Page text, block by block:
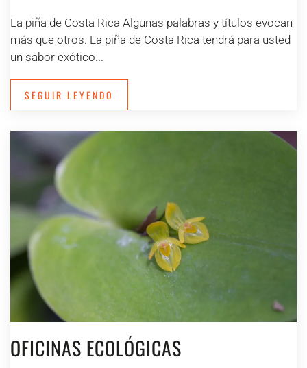
La piña de Costa Rica Algunas palabras y títulos evocan
más que otros. La piña de Costa Rica tendrá para usted
un sabor exótico...
SEGUIR LEYENDO
OFICINAS ECOLÓGICAS